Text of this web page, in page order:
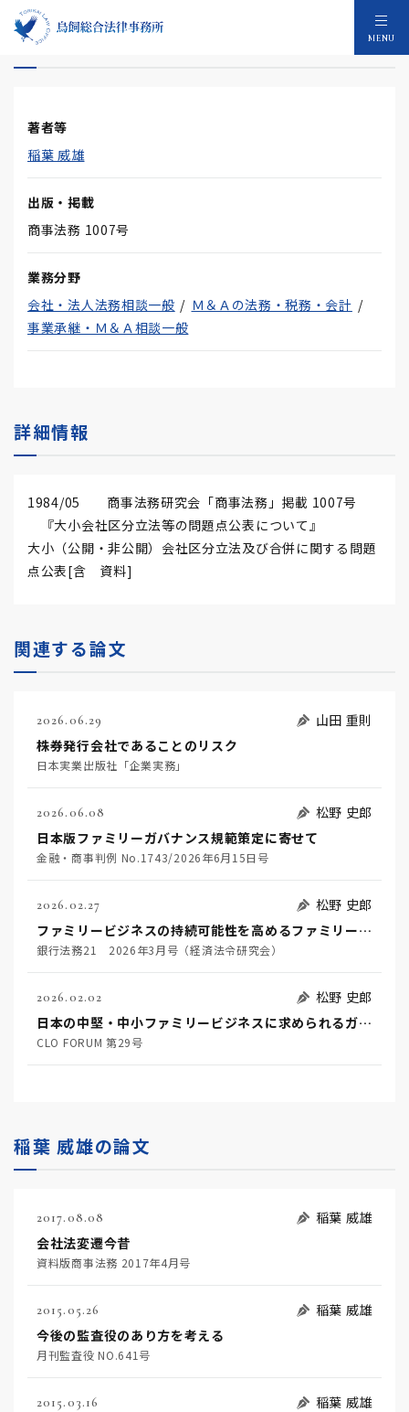
MENU
大小会社区分立法等の問題点公表について
著者等
稲葉 威雄
出版・掲載
商事法務 1007号
業務分野
会社・法人法務相談一般
Ｍ＆Ａの法務・税務・会計
事業承継・Ｍ＆Ａ相談一般
詳細情報
1984/05 商事法務研究会「商事法務」掲載 1007号
『大小会社区分立法等の問題点公表について』
大小（公開・非公開）会社区分立法及び合併に関する問題
点公表[含 資料]
関連する論文
2026.06.29
山田 重則
株券発行会社であることのリスク
日本実業出版社「企業実務」
2026.06.08
松野 史郎
日本版ファミリーガバナンス規範策定に寄せて
金融・商事判例 No.1743/2026年6月15日号
2026.02.27
松野 史郎
ファミリービジネスの持続可能性を高めるファミリーガバナンスと金融機関に期待される役割
銀行法務21 2026年3月号（経済法令研究会）
2026.02.02
松野 史郎
日本の中堅・中小ファミリービジネスに求められるガバナンスに関する一考察
CLO FORUM 第29号
稲葉 威雄の論文
2017.08.08
稲葉 威雄
会社法変遷今昔
資料版商事法務 2017年4月号
2015.05.26
稲葉 威雄
今後の監査役のあり方を考える
月刊監査役 NO.641号
2015.03.16
稲葉 威雄